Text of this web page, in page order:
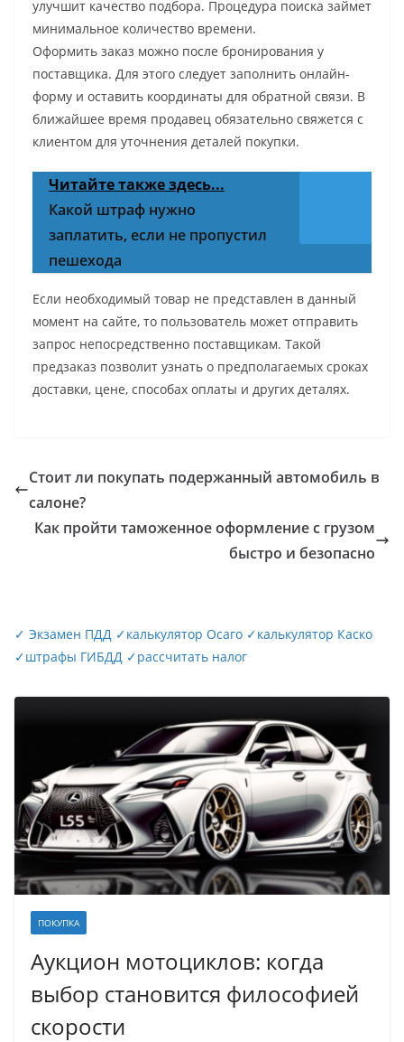
улучшит качество подбора. Процедура поиска займет
минимальное количество времени.
Оформить заказ можно после бронирования у
поставщика. Для этого следует заполнить онлайн-
форму и оставить координаты для обратной связи. В
ближайшее время продавец обязательно свяжется с
клиентом для уточнения деталей покупки.
Читайте также здесь...
Какой штраф нужно
заплатить, если не пропустил
пешехода
Если необходимый товар не представлен в данный
момент на сайте, то пользователь может отправить
запрос непосредственно поставщикам. Такой
предзаказ позволит узнать о предполагаемых сроках
доставки, цене, способах оплаты и других деталях.
Стоит ли покупать подержанный автомобиль в
салоне?
Как пройти таможенное оформление с грузом
быстро и безопасно
✓ Экзамен ПДД ✓калькулятор Осаго ✓калькулятор Каско
✓штрафы ГИБДД ✓рассчитать налог
ПОКУПКА
Аукцион мотоциклов: когда
выбор становится философией
скорости